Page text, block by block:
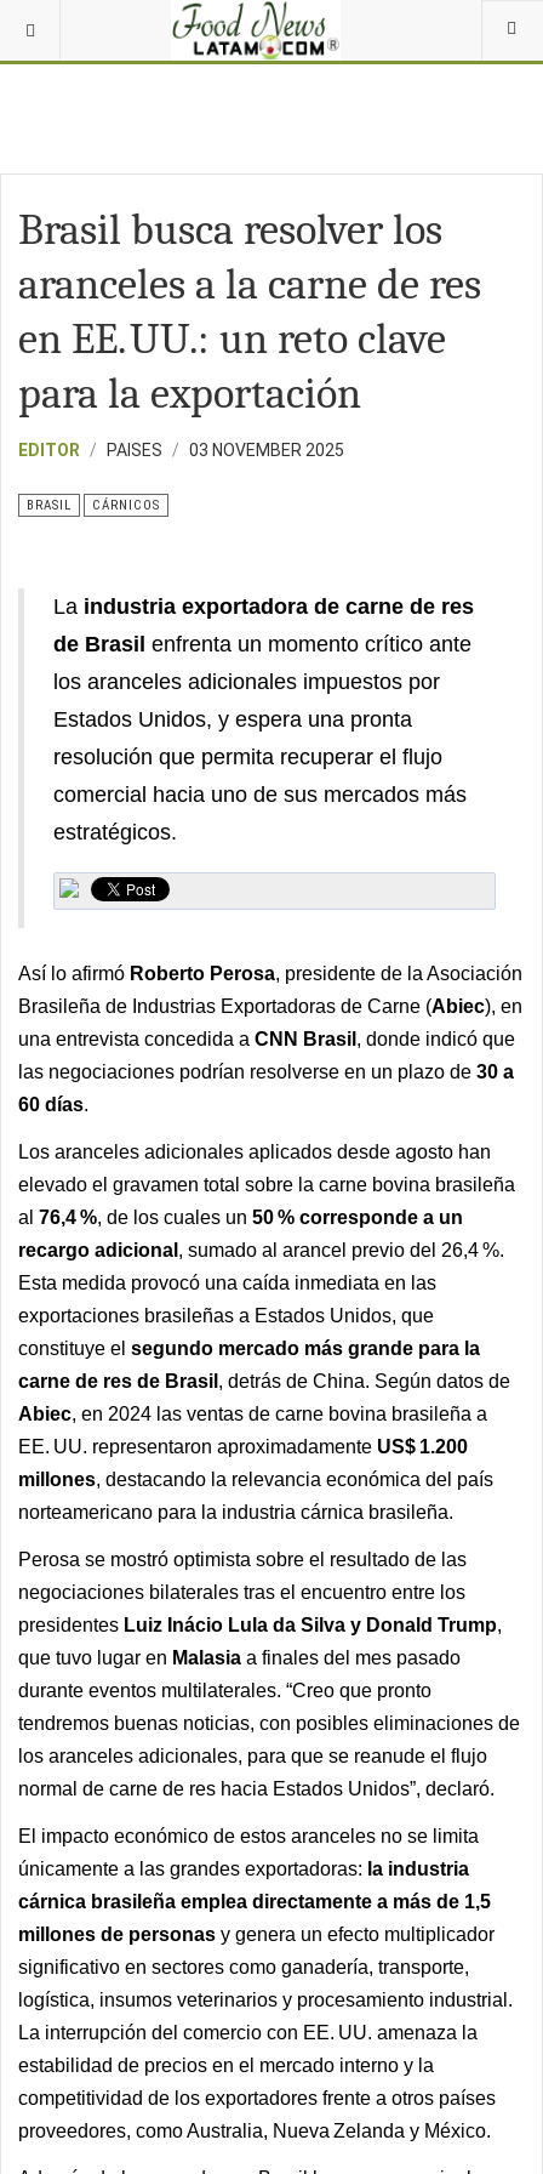
Brasil busca resolver los
aranceles a la carne de res
en EE. UU.: un reto clave
para la exportación
EDITOR PAISES 03 NOVEMBER 2025
BRASIL CÁRNICOS
La industria exportadora de carne de res
de Brasil enfrenta un momento crítico ante
los aranceles adicionales impuestos por
Estados Unidos, y espera una pronta
resolución que permita recuperar el flujo
comercial hacia uno de sus mercados más
estratégicos.
Así lo afirmó Roberto Perosa, presidente de la Asociación
Brasileña de Industrias Exportadoras de Carne (Abiec), en
una entrevista concedida a CNN Brasil , donde indicó que
las negociaciones podrían resolverse en un plazo de 30 a
60 días.
Los aranceles adicionales aplicados desde agosto han
elevado el gravamen total sobre la carne bovina brasileña
al 76,4 %, de los cuales un 50 % corresponde a un
recargo adicional , sumado al arancel previo del 26,4 %.
Esta medida provocó una caída inmediata en las
exportaciones brasileñas a Estados Unidos, que
constituye el segundo mercado más grande para la
carne de res de Brasil , detrás de China. Según datos de
Abiec, en 2024 las ventas de carne bovina brasileña a
EE. UU. representaron aproximadamente US$ 1.200
millones, destacando la relevancia económica del país
norteamericano para la industria cárnica brasileña.
Perosa se mostró optimista sobre el resultado de las
negociaciones bilaterales tras el encuentro entre los
presidentes Luiz Inácio Lula da Silva y Donald Trump,
que tuvo lugar en Malasia a finales del mes pasado
durante eventos multilaterales. “Creo que pronto
tendremos buenas noticias, con posibles eliminaciones de
los aranceles adicionales, para que se reanude el flujo
normal de carne de res hacia Estados Unidos”, declaró.
El impacto económico de estos aranceles no se limita
únicamente a las grandes exportadoras: la industria
cárnica brasileña emplea directamente a más de 1,5
millones de personas y genera un efecto multiplicador
significativo en sectores como ganadería, transporte,
logística, insumos veterinarios y procesamiento industrial.
La interrupción del comercio con EE. UU. amenaza la
estabilidad de precios en el mercado interno y la
competitividad de los exportadores frente a otros países
proveedores, como Australia, Nueva Zelanda y México.